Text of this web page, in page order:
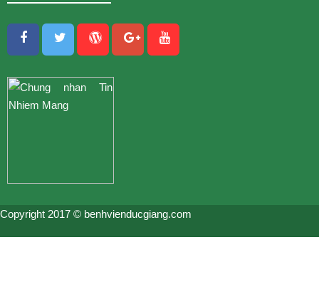
Copyright 2017 © benhvienducgiang.com